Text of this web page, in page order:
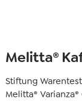
Melitta®
Stiftung
Melitta®